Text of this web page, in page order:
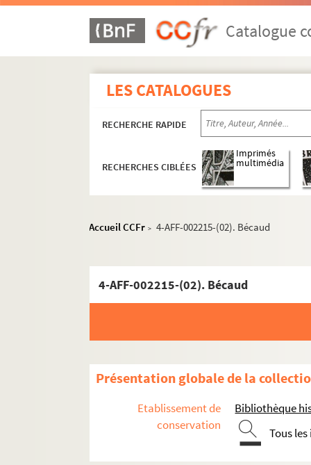
Catalogue
LES CATALOGUES
RECHERCHE RAPIDE
RECHERCHES CIBLÉES
Imprimés
multimédia
Accueil CCFr > 4-AFF-002215-(02). Bécaud
4-AFF-002215-(02). Bécaud
Présentation globale de la
Etablissement de
conservation
Bibliothèque
Tous
8e arrondissement
Central de la chanson
Comédie de Paris
Comédie parisienne
Église de la Sainte-Trinité
Espace Georges Bernanos
Folies-Bergère
Fondation Dosne-Thiers
Gaîté-Rochechouart
IVT. International Visual Theatre